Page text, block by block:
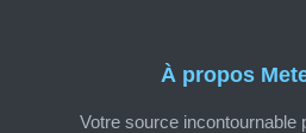
À propos
Votre source incontournable